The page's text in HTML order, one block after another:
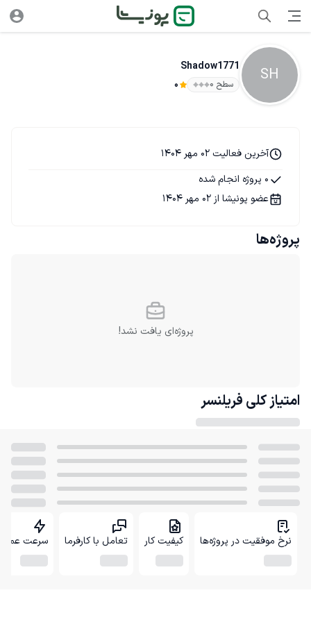
SH
Shadow1771
سطح ۰ 0
آخرین فعالیت 02 مهر 1404
0 پروژه انجام شده
عضو پونیشا از 02 مهر 1404
پروژه‌ها
پروژه‌ای یافت نشد!
امتیاز کلی فریلنسر
نرخ موفقیت در پروژه‌ها کیفیت کار تعامل با کارفرما سرعت عمل